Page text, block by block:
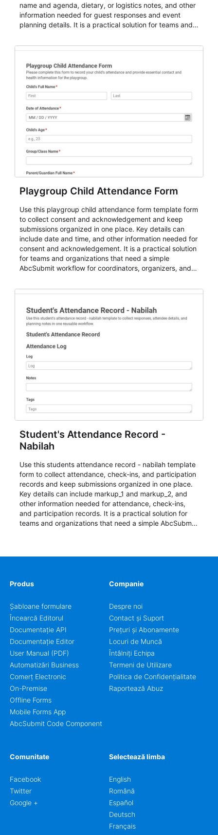
name and agenda, dietary, or logistics notes, and other
information needed for guest responses and event
planning details. It is a practical solution for teams and
for teams and organizations.
Playgroup Child Attendance Form
Use this playgroup child attendance form template form
to collect consent and acknowledgement and keep
submissions organized in one place. Key details can
include date and time, and other information needed for
consent and acknowledgement. It is a practical solution
for teams and organizations that need a simple
AbcSubmit workflow for coordinators, organizers, and
Student's Attendance Record -
Nabilah
Use this students attendance record - nabilah template
form to collect attendance, check-ins, and participation
records and keep submissions organized in one place.
Key details can include markup_1 and markup_2, and
other information needed for attendance, check-ins,
and participation records. It is a practical solution for
teams and organizations that need a simple AbcSubmit
Produs
Șabloane formulare
Încearcă Editorul
Documentație API
Documentație Editor
User Manual (PDF)
Automatizări Business
Comerț Electronic
On-Premise
Offline Forms
Mobile Forms App
AbcSubmit Code Component
Companie
Despre noi
Contact și Suport
Prețuri și Abonamente
Locuri de Muncă
Întâlniți Echipa
Termeni de Utilizare
Politica de Confidențialitate
Raportează Abuz
Comunitate
Facebook
Twitter
Google +
Selectează limba
English
Română
Español
Deutsch
Français